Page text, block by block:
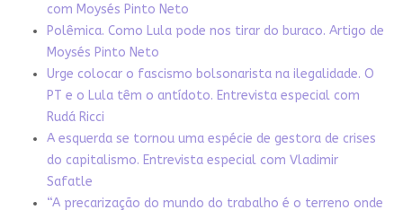
com Moysés Pinto Neto
Polêmica. Como Lula pode nos tirar do buraco. Artigo de
Moysés Pinto Neto
Urge colocar o fascismo bolsonarista na ilegalidade. O
PT e o Lula têm o antídoto. Entrevista especial com
Rudá Ricci
A esquerda se tornou uma espécie de gestora de crises
do capitalismo. Entrevista especial com Vladimir
Safatle
“A precarização do mundo do trabalho é o terreno onde